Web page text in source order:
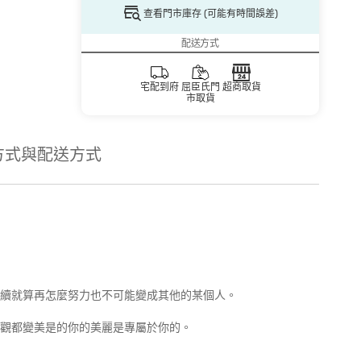
查看門市庫存 (可能有時間誤差)
配送方式
宅配到府 屈臣氏門
市取貨
超商取貨
式與配送方式
就算再怎麼努力也不可能變成其他的某個人。
都變美是的你的美麗是專屬於你的。